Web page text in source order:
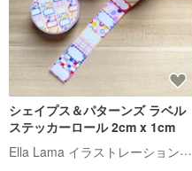
シェイプス＆パターンズ ラベル
ステッカーロール 2cm x 1cm
Ella Lama イラストレーションスタジオ